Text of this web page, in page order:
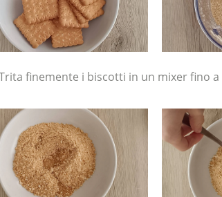
finemente i biscotti in un mixer fino